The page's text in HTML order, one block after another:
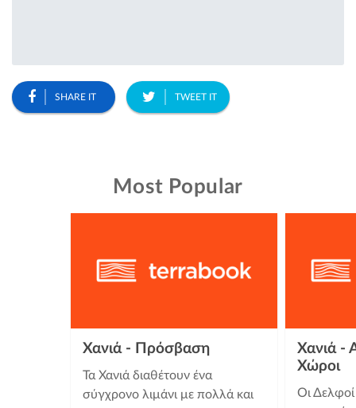
SHARE IT TWEET IT
Most Popular
Χανιά - Πρόσβαση
Τα Χανιά διαθέτουν ένα
σύγχρονο λιμάνι με πολλά και
Χανιά -
Χώροι
Οι Δελφοί